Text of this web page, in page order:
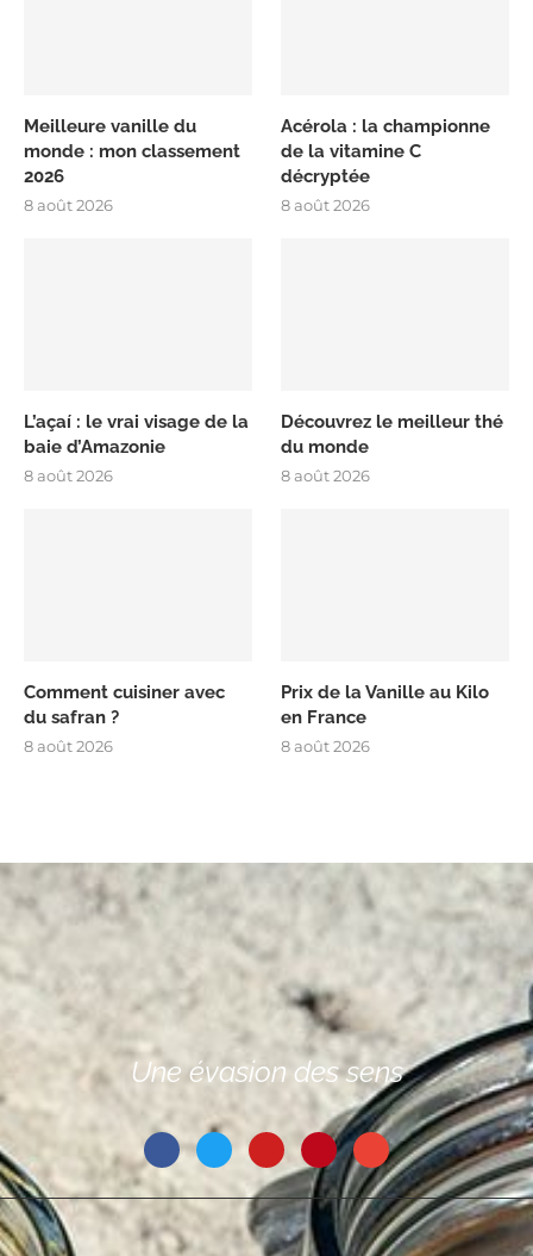
Meilleure vanille du
monde : mon classement
2026
8 août 2026
Acérola : la championne
de la vitamine C
décryptée
8 août 2026
L’açaí : le vrai visage de la
baie d’Amazonie
8 août 2026
Découvrez le meilleur thé
du monde
8 août 2026
Comment cuisiner avec
du safran ?
8 août 2026
Prix de la Vanille au Kilo
en France
8 août 2026
Une évasion des sens